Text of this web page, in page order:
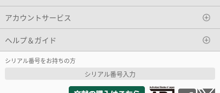
アカウントサービス
ヘルプ＆ガイド
シリアル番号をお持ちの方
シリアル番号入力